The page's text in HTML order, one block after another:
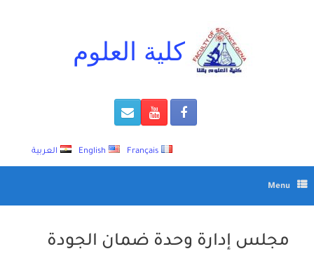
كلية العلوم
العربية English Français
Menu
مجلس إدارة وحدة ضمان الجودة